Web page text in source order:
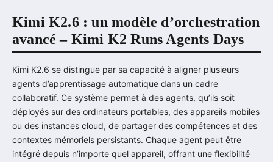
Kimi K2.6 : un modèle d’orchestration
avancé – Kimi K2 Runs Agents Days
Kimi K2.6 se distingue par sa capacité à aligner plusieurs
agents d’apprentissage automatique dans un cadre
collaboratif. Ce système permet à des agents, qu’ils soit
déployés sur des ordinateurs portables, des appareils mobiles
ou des instances cloud, de partager des compétences et des
contextes mémoriels persistants. Chaque agent peut être
intégré depuis n’importe quel appareil, offrant une flexibilité